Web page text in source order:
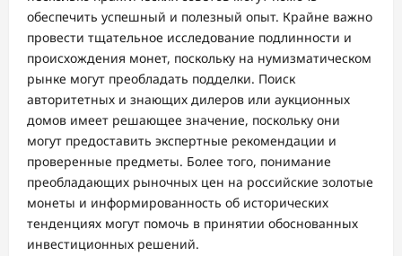
обеспечить успешный и полезный опыт. Крайне важно
провести тщательное исследование подлинности и
происхождения монет, поскольку на нумизматическом
рынке могут преобладать подделки. Поиск
авторитетных и знающих дилеров или аукционных
домов имеет решающее значение, поскольку они
могут предоставить экспертные рекомендации и
проверенные предметы. Более того, понимание
преобладающих рыночных цен на российские золотые
монеты и информированность об исторических
тенденциях могут помочь в принятии обоснованных
инвестиционных решений.